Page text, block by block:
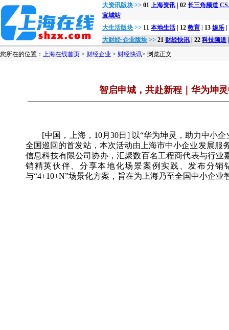
大资讯版块 >> 01 上海资讯 | 02 长三角频道
宣城站
大生活版块 >> 11 本地生活 | 12 教育 | 13 娱乐
大财经·企业版块 >> 21 财经快讯 | 22 科技频道
您所在的位置： 上海在线首页 > 财经企业 > 财经快讯> 浏览正文
智启申城，共赴新程｜华为坤
[中国，上海，10月30日] 以“华为坤灵，助力中小
全国巡回的首发站，本次活动由上海市中小企业发展服
信息科技有限公司协办，汇聚数百名工程商代表与行
销精英伙伴、分享本地化场景案例实践、发布分
与“4+10+N”场景化方案，旨在为上海乃至全国中小企业